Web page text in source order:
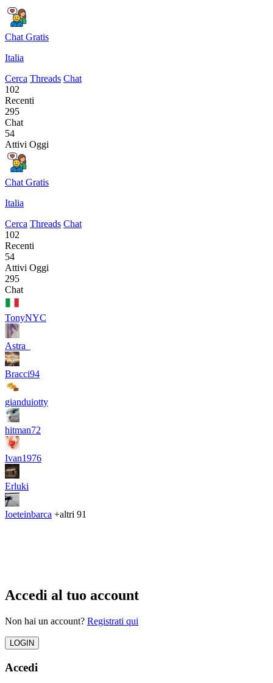
Chat Gratis
Italia
Cerca Threads Chat
102
Recenti
295
Chat
54
Attivi Oggi
Chat Gratis
Italia
Cerca Threads Chat
102
Recenti
54
Attivi Oggi
295
Chat
TonyNYC
Astra_
Bracci94
gianduiotty
hitman72
Ivan1976
Erluki
Ioeteinbarca +altri 91
Accedi al tuo account
Non hai un account? Registrati qui
LOGIN
Accedi